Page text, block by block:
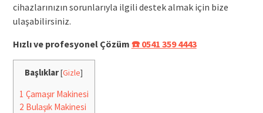
cihazlarınızın sorunlarıyla ilgili destek almak için bize
ulaşabilirsiniz.
Hızlı ve profesyonel Çözüm ☎️ 0541 359 4443
Başlıklar[Gizle]
1 Çamaşır Makinesi
2 Bulaşık Makinesi